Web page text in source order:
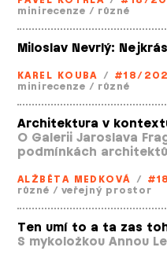
minirecenze / různé
Miloslav Nevrlý:
KAREL KOUBA / #18/
minirecenze / různé
Architektura v
O Galerii Jaroslava
podmínkách architektů
ALŽBĚTA MEDKOVÁ /
různé / veřejný prostor
Ten umí to a ta zas
S mykoložkou Annou